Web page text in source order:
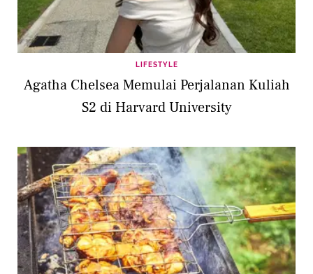
LIFESTYLE
Agatha Chelsea Memulai Perjalanan Kuliah
S2 di Harvard University